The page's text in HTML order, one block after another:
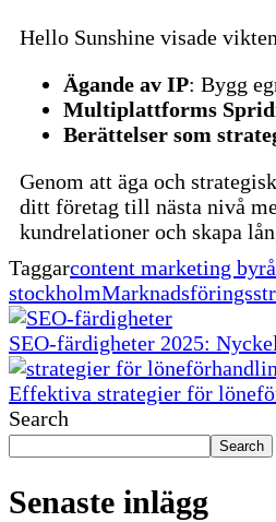
Hello Sunshine visade
Ägande av IP: Bygg
Multiplattforms
Berättelser som
Genom att äga och
ditt företag till nästa nivå
kundrelationer och skapa
Taggarcontent marketing
stockholm
SEO-färdigheter 2025:
Effektiva strategier för
Search
Search
Senaste inlägg